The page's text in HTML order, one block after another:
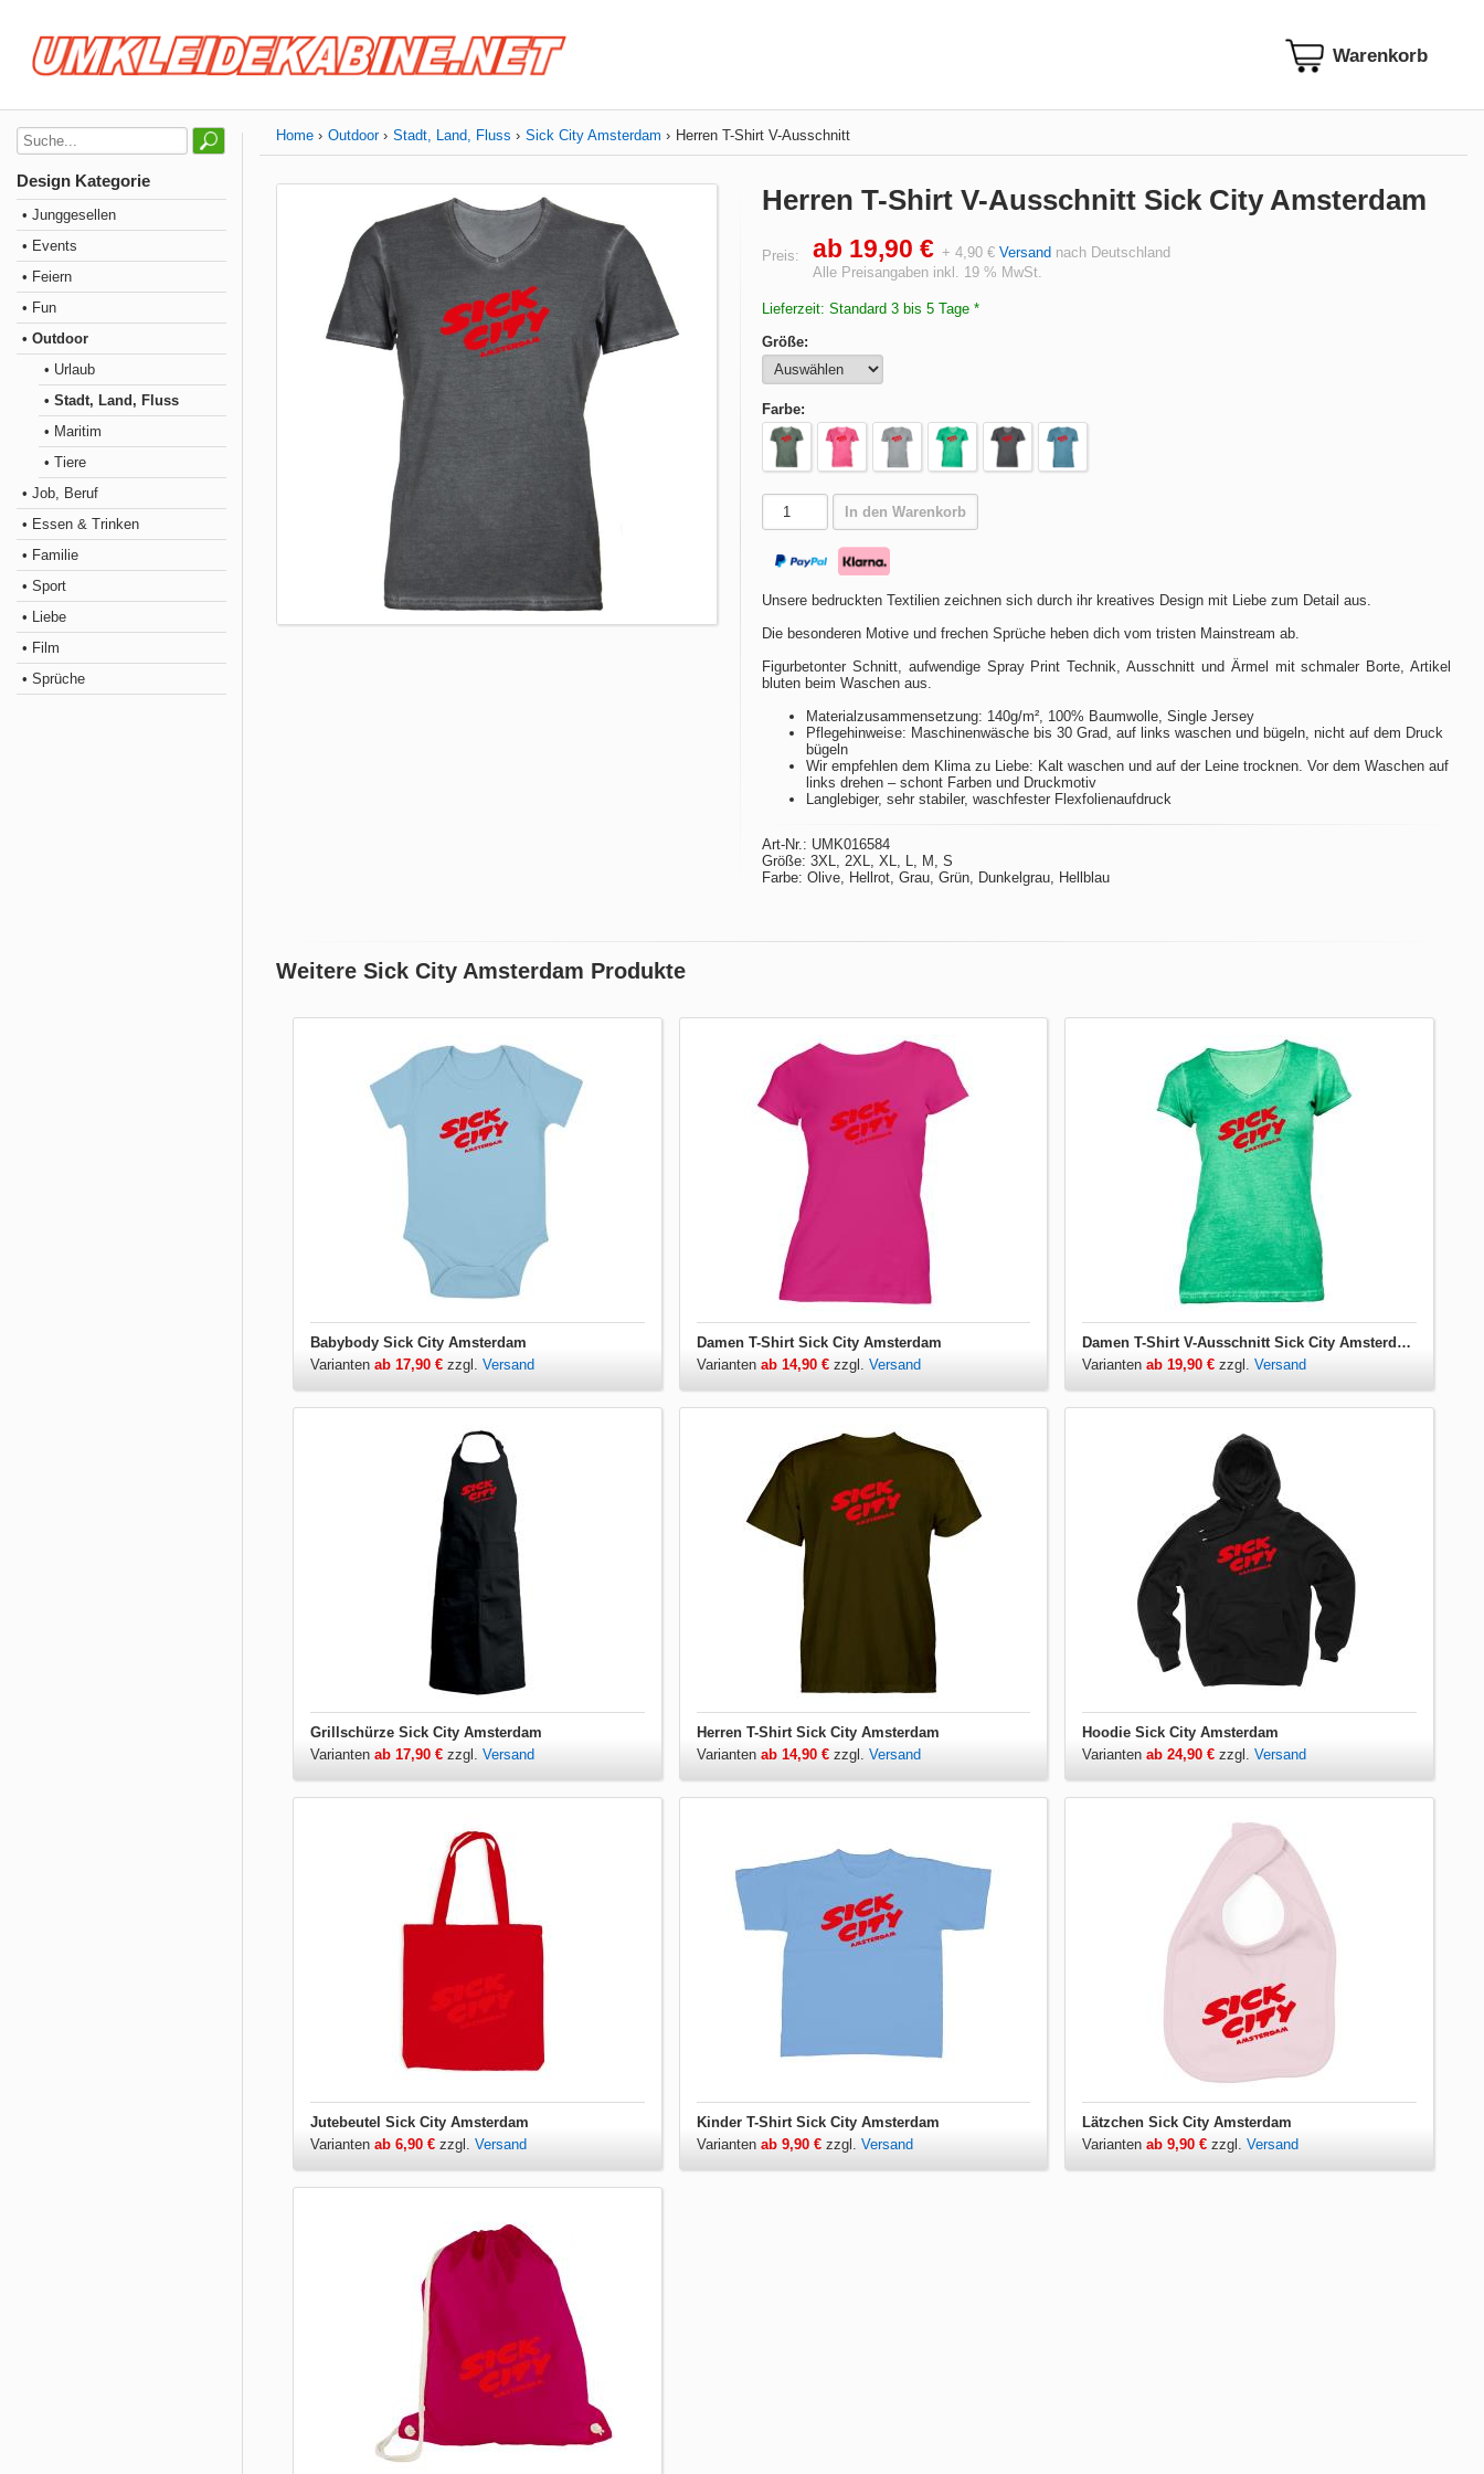
Design Kategorie
• Junggesellen
• Events
• Feiern
• Fun
• Outdoor
• Urlaub
• Stadt, Land, Fluss
• Maritim
• Tiere
• Job, Beruf
• Essen & Trinken
• Familie
• Sport
• Liebe
• Film
• Sprüche
Home Outdoor Stadt, Land, Fluss Sick City Amsterdam Herren T-Shirt V-Ausschnitt
Herren T-Shirt V-Ausschnitt Sick City Amsterdam
Preis: ab 19,90 € + 4,90 € Versand nach Deutschland
Alle Preisangaben inkl. 19 % MwSt.
Lieferzeit: Standard 3 bis 5 Tage *
Größe:
Farbe:
In den Warenkorb
Unsere bedruckten Textilien zeichnen sich durch ihr kreatives Design mit Liebe zum Detail aus.
Die besonderen Motive und frechen Sprüche heben dich vom tristen Mainstream ab.
Figurbetonter Schnitt, aufwendige Spray Print Technik, Ausschnitt und Ärmel mit schmaler Borte, Artikel
bluten beim Waschen aus.
Materialzusammensetzung: 140g/m², 100% Baumwolle, Single Jersey
Pflegehinweise: Maschinenwäsche bis 30 Grad, auf links waschen und bügeln, nicht auf dem Druck
bügeln
Wir empfehlen dem Klima zu Liebe: Kalt waschen und auf der Leine trocknen. Vor dem Waschen auf
links drehen – schont Farben und Druckmotiv
Langlebiger, sehr stabiler, waschfester Flexfolienaufdruck
Art-Nr.: UMK016584
Größe: 3XL, 2XL, XL, L, M, S
Farbe: Olive, Hellrot, Grau, Grün, Dunkelgrau, Hellblau
Weitere Sick City Amsterdam Produkte
Babybody Sick City Amsterdam
Varianten ab 17,90 € zzgl. Versand
Damen T-Shirt Sick City Amsterdam
Varianten ab 14,90 €zzgl. Versand
Damen T-Shirt V-Ausschnitt Sick City Amsterdam
Variantenab 19,90 € zzgl.Versand
Grillschürze Sick City Amsterdam
Varianten ab 17,90 € zzgl. Versand
Herren T-Shirt Sick City Amsterdam
Varianten ab 14,90 €zzgl. Versand
Hoodie Sick City Amsterdam
Variantenab 24,90 € zzgl.Versand
Jutebeutel Sick City Amsterdam
Varianten ab 6,90 € zzgl. Versand
Kinder T-Shirt Sick City Amsterdam
Varianten ab 9,90 €zzgl. Versand
Lätzchen Sick City Amsterdam
Variantenab 9,90 € zzgl.Versand